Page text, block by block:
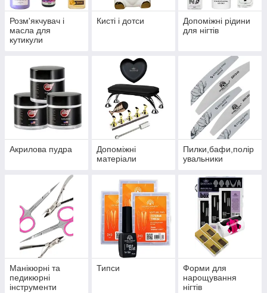
Розм'якчувач і
масла для
кутикули
Кисті і дотси
Допоміжні рідини
для нігтів
Акрилова пудра
Допоміжні
матеріали
Пилки,бафи,полір
увальники
Манікюрні та
педикюрні
інструменти
Типси
Форми для
нарощування
нігтів